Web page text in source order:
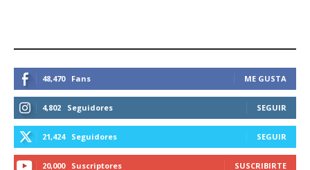
48,470 Fans ME GUSTA
4,802 Seguidores SEGUIR
21,424 Seguidores SEGUIR
20,000 Suscriptores SUSCRIBIRTE